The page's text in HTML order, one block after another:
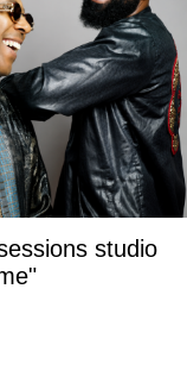
studio